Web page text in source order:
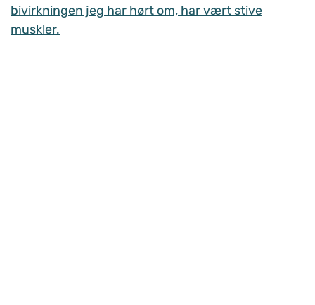
bivirkningen jeg har hørt om, har vært stive
muskler.